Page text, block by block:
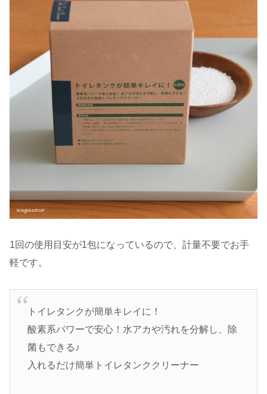
1回の使用目安が1包になっているので、計量不要でお手
軽です。
トイレタンクが簡単キレイに！
酸素系パワーで安心！水アカや汚れを分解し、除
菌もできる♪
入れるだけ簡単トイレタンククリーナー